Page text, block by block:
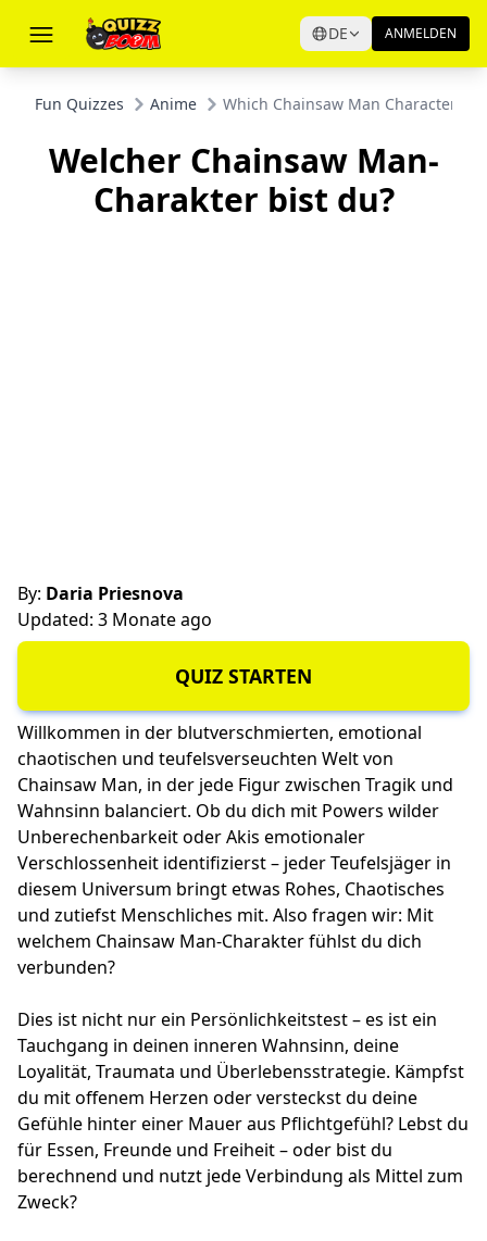
DE ANMELDEN
Fun Quizzes Anime Which Chainsaw Man Character Are
Welcher Chainsaw Man-
Charakter bist du?
By: Daria Priesnova
Updated: 3 Monate ago
QUIZ STARTEN
Willkommen in der blutverschmierten, emotional
chaotischen und teufelsverseuchten Welt von
Chainsaw Man, in der jede Figur zwischen Tragik und
Wahnsinn balanciert. Ob du dich mit Powers wilder
Unberechenbarkeit oder Akis emotionaler
Verschlossenheit identifizierst – jeder Teufelsjäger in
diesem Universum bringt etwas Rohes, Chaotisches
und zutiefst Menschliches mit. Also fragen wir: Mit
welchem Chainsaw Man-Charakter fühlst du dich
verbunden?
Dies ist nicht nur ein Persönlichkeitstest – es ist ein
Tauchgang in deinen inneren Wahnsinn, deine
Loyalität, Traumata und Überlebensstrategie. Kämpfst
du mit offenem Herzen oder versteckst du deine
Gefühle hinter einer Mauer aus Pflichtgefühl? Lebst du
für Essen, Freunde und Freiheit – oder bist du
berechnend und nutzt jede Verbindung als Mittel zum
Zweck?